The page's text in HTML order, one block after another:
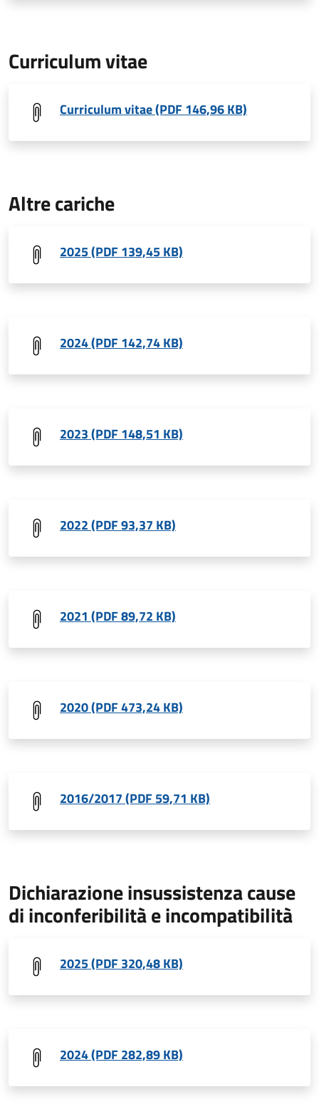
Curriculum vitae
Curriculum vitae (PDF 146,96 KB)
Altre cariche
2025 (PDF 139,45 KB)
2024 (PDF 142,74 KB)
2023 (PDF 148,51 KB)
2022 (PDF 93,37 KB)
2021 (PDF 89,72 KB)
2020 (PDF 473,24 KB)
2016/2017 (PDF 59,71 KB)
Dichiarazione insussistenza cause
di inconferibilità e incompatibilità
2025 (PDF 320,48 KB)
2024 (PDF 282,89 KB)